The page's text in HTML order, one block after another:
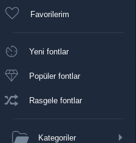
Favorilerim
Yeni fontlar
Popüler fontlar
Rasgele fontlar
Kategoriler